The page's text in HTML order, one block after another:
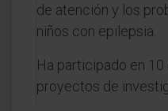
de atención y los
niños con epilepsia.
Ha participado en
proyectos de